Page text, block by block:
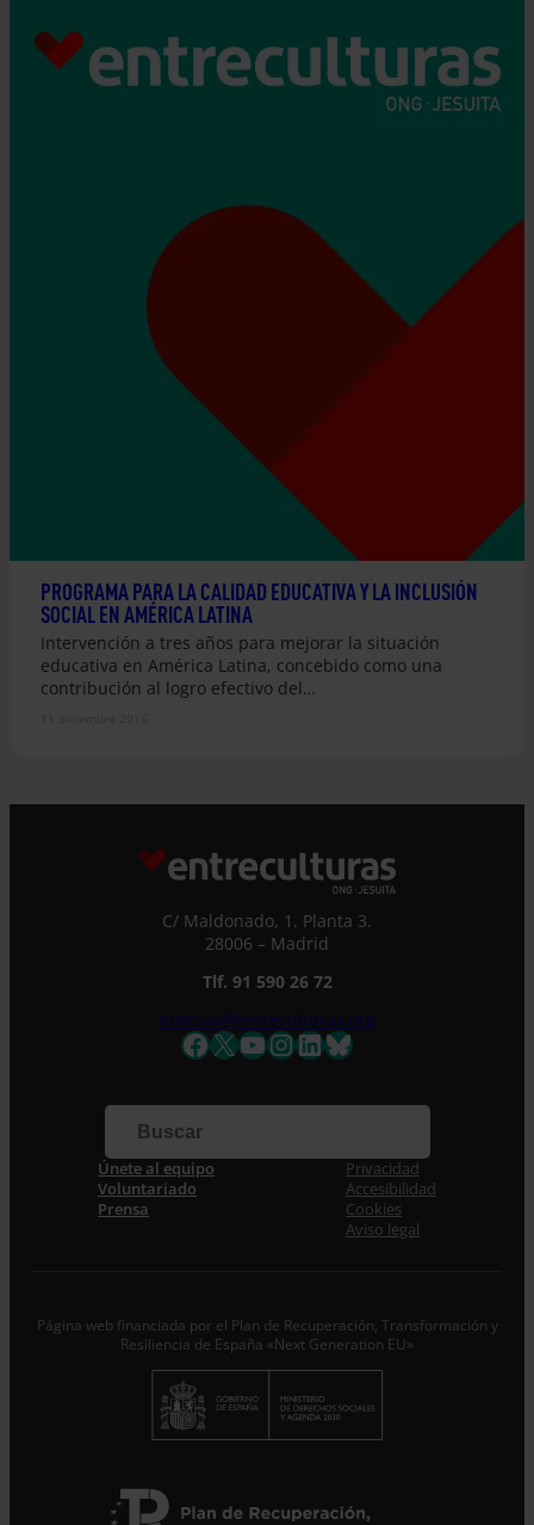
PROGRAMA PARA LA CALIDAD EDUCATIVA Y LA INCLUSIÓN
SOCIAL EN AMÉRICA LATINA
Intervención a tres años para mejorar la situación
educativa en América Latina, concebido como una
contribución al logro efectivo del…
C/ Maldonado, 1. Planta 3.
28006 – Madrid
Tlf. 91 590 26 72
noticias@entreculturas.org
Facebook
X YouTube
Instagram
LinkedIn
Bluesky
Únete al equipo
Voluntariado
Prensa
Privacidad
Accesibilidad
Cookies
Aviso legal
Página web financiada por el Plan de Recuperación, Transformación y
Resiliencia de España «Next Generation EU»